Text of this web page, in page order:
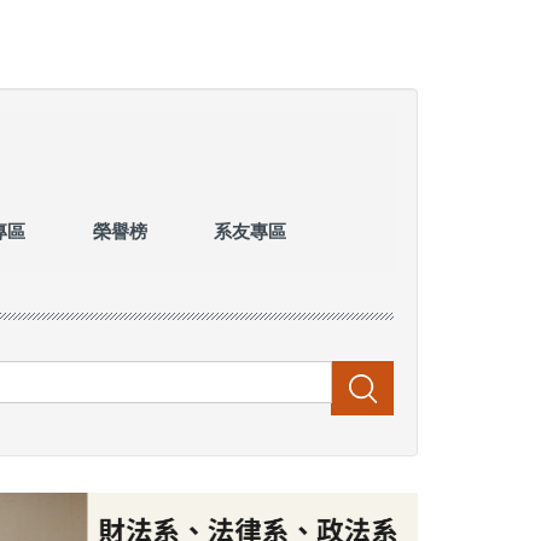
區 榮譽榜 系友專區
搜尋